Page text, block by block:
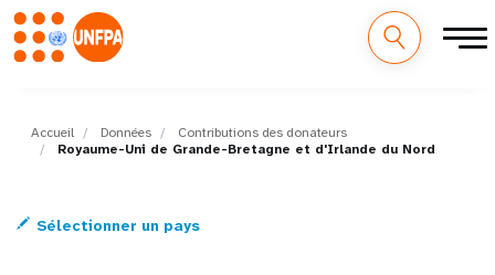
contenu
principal
n
Accueil Données
Contributions des donateurs
Royaume-Uni de Grande-Bretagne et d'Irlande du Nord
Sélectionner un pays